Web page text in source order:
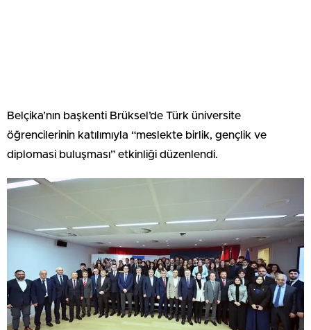
Belçika’nın başkenti Brüksel’de Türk üniversite
öğrencilerinin katılımıyla “meslekte birlik, gençlik ve
diplomasi buluşması” etkinliği düzenlendi.